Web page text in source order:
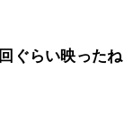
ぐらい映ったね